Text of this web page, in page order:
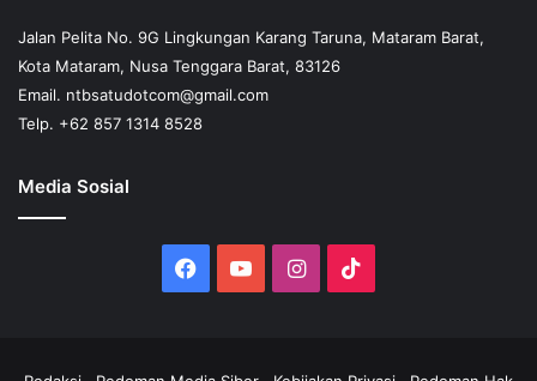
Jalan Pelita No. 9G Lingkungan Karang Taruna, Mataram Barat,
Kota Mataram, Nusa Tenggara Barat, 83126
Email. ntbsatudotcom@gmail.com
Telp. +62 857 1314 8528
Media Sosial
Facebook
YouTubeInstagram